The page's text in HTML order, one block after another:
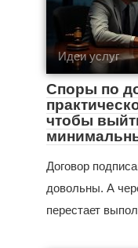
Идеи услуг
Споры по
чтобы
Договор
довольны. А
перестает